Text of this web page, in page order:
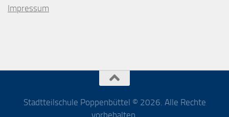
Impressum
Stadtteilschule Poppenbüttel © 2026. Alle Rechte